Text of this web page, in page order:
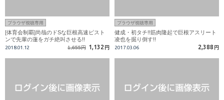
ブラウザ視聴専用
[体育会制覇]尚哉のドSな巨根高速ピスト
ンで先輩の蓮をガチ絶叫させる!!
2018.01.12 1,655円 1,132 円
ブラウザ視聴専用
健成・初タチ!!筋肉隆起で巨根アスリート
凌也を掘り倒す!!
2017.03.06 2,388 円